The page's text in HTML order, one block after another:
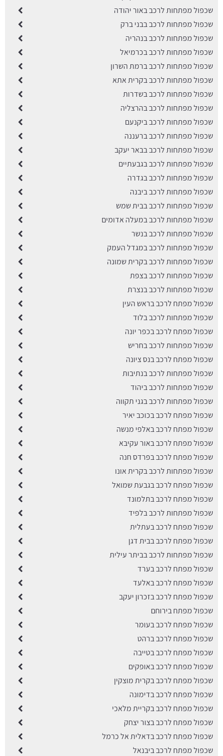
שכפול מפתחות לרכב באור יהודה
שכפול מפתחות לרכב בבני ברק
שכפול מפתחות לרכב בנהריה
שכפול מפתחות לרכב בכרמיאל
שכפול מפתחות לרכב ברמת השרון
שכפול מפתחות לרכב בקרית אתא
שכפול מפתחות לרכב בשדרות
שכפול מפתחות לרכב בהרצליה
שכפול מפתחות לרכב ביקנעם
שכפול מפתחות לרכב ברעננה
שכפול מפתחות לרכב בבאר יעקב
שכפול מפתחות לרכב בגבעתיים
שכפול מפתחות לרכב בגדרה
שכפול מפתחות לרכב ביבנה
שכפול מפתחות לרכב בבית שמש
שכפול מפתחות לרכב במעלה אדומים
שכפול מפתחות לרכב בנשר
שכפול מפתחות לרכב במגדל העמק
שכפול מפתחות לרכב בקרית שמונה
שכפול מפתחות לרכב בצפת
שכפול מפתחות לרכב בנצרת
שכפול מפתח לרכב בראש העין
שכפול מפתחות לרכב בלוד
שכפול מפתח לרכב בכפר יונה
שכפול מפתחות לרכב בחריש
שכפול מפתח לרכב בנס ציונה
שכפול מפתחות לרכב בנתיבות
שכפול מפתחות לרכב ביהוד
שכפול מפתחות לרכב בגני תקווה
שכפול מפתח לרכב בכוכב יאיר
שכפול מפתח לרכב באלפי מנשה
שכפול מפתח לרכב באור עקיבא
שכפול מפתח לרכב בפרדס חנה
שכפול מפתחות לרכב בקרית אונו
שכפול מפתח לרכב בגבעת שמואל
שכפול מפתח לרכב בתלמונד
שכפול מפתחות לרכב בלפיד
שכפול מפתח לרכב בעתלית
שכפול מפתח לרכב בבית דגן
שכפול מפתחות לרכב בביתר עילית
שכפול מפתח לרכב בערד
שכפול מפתח לרכב באלעד
שכפול מפתח לרכב בזכרון יעקב
שכפול מפתח בירוחם
שכפול מפתח לרכב בעומר
שכפול מפתח לרכב ברהט
שכפול מפתח לרכב בטייבה
שכפול מפתח לרכב באופקים
שכפול מפתח לרכב בקרית מוצקין
שכפול מפתח לרכב בדימונה
שכפול מפתח לרכב בקריית מלאכי
שכפול מפתח לרכב בצור יצחק
שכפול מפתח לרכב בדאלית אל כרמל
שכפול מפתח לרכב ביבנאל